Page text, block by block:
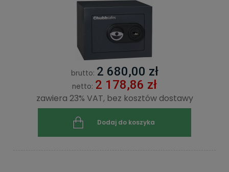
brutto: 2 680,00 zł
netto: 2 178,86 zł
zawiera 23% VAT, bez kosztów dostawy
Dodaj do koszyka